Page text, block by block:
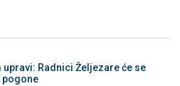
upravi: Radnici Željezare će se
pogone